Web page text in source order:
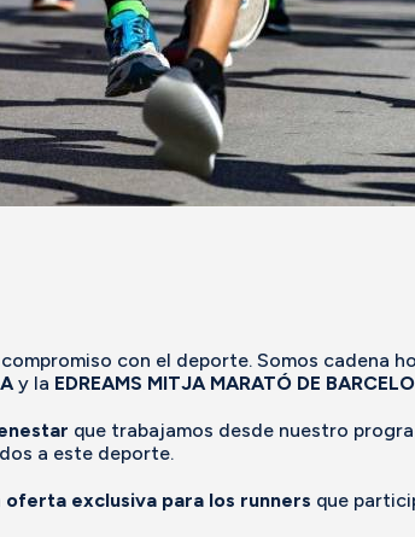
con el deporte. Somos cadena
y la EDREAMS MITJA MARATÓ DE
que trabajamos desde nuestro
a este deporte.
oferta exclusiva para los runners que